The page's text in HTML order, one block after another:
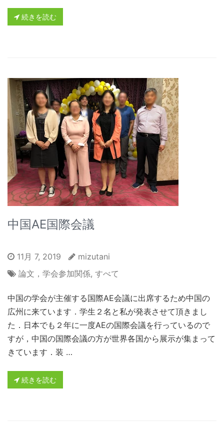
続きを読む
中国AE国際会議
11月 7, 2019
mizutani
論文，学会参加関係, すべて
中国の学会が主催する国際AE会議に出席するため中国の
広州に来ています．学生２名と私が発表させて頂きまし
た．日本でも２年に一度AEの国際会議を行っているので
すが，中国の国際会議の方が世界各国から展示が集まって
きています．装 …
続きを読む